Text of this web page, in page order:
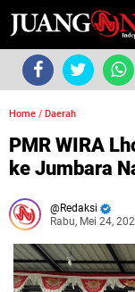
Home / Daerah
PMR WIRA
ke Jumbara
Redaksi
Rabu, Mei 24,